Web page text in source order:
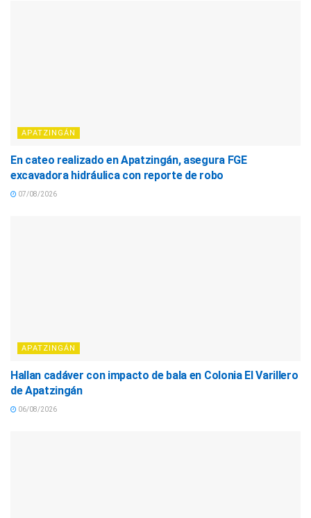
APATZINGÁN
En cateo realizado en Apatzingán, asegura FGE
excavadora hidráulica con reporte de robo
07/08/2026
APATZINGÁN
Hallan cadáver con impacto de bala en Colonia El Varillero
de Apatzingán
06/08/2026